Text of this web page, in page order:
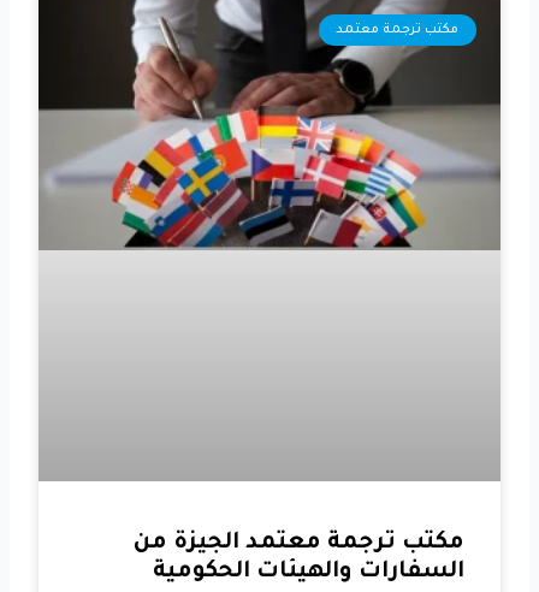
مكتب ترجمة معتمد
مكتب ترجمة معتمد الجيزة من
السفارات والهيئات الحكومية